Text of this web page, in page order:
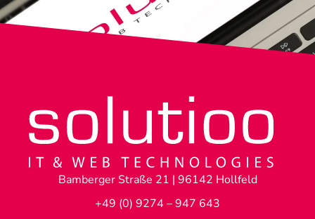
Bamberger Straße 21 | 96142 Hollfeld
+49 (0) 9274 – 947 643